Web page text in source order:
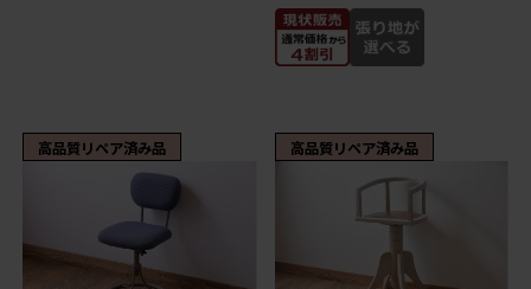
高品質リペア済み品 高品質リペア済み品